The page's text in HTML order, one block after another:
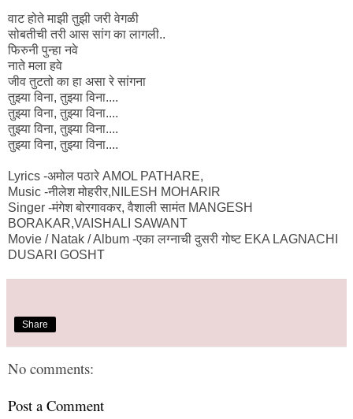
वाट होते माझी तुझी जरी वेगळी
सोबतीची तरी आस सांग का लागली..
फिरुनी पुन्हा नवे
नाते मला हवे
जीव तुटतो का हा असा रे सांगना
तुझ्या विना, तुझ्या विना....
तुझ्या विना, तुझ्या विना....
तुझ्या विना, तुझ्या विना....
तुझ्या विना, तुझ्या विना....
Lyrics -अमोल पठारे AMOL PATHARE,
Music -नीलेश मोहरीर,NILESH MOHARIR
Singer -मंगेश बोरगावकर, वैशाली सामंत MANGESH
BORAKAR,VAISHALI SAWANT
Movie / Natak / Album -एका लग्नाची दुसरी गोष्ट EKA LAGNACHI
DUSARI GOSHT
Share
No comments:
Post a Comment